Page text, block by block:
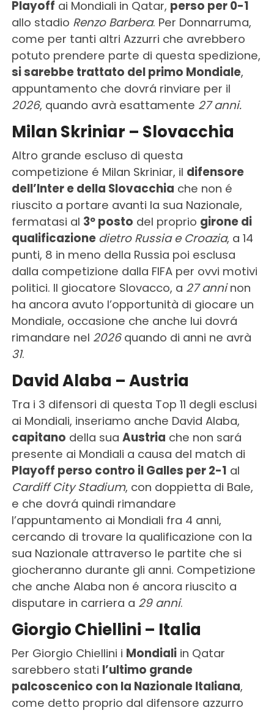
Playoff ai Mondiali in Qatar, perso per 0-1
allo stadio Renzo Barbera. Per Donnarruma,
come per tanti altri Azzurri che avrebbero
potuto prendere parte di questa spedizione,
si sarebbe trattato del primo Mondiale,
appuntamento che dovrá rinviare per il
2026, quando avrà esattamente 27 anni.
Milan Skriniar – Slovacchia
Altro grande escluso di questa
competizione é Milan Skriniar, il difensore
dell’Inter e della Slovacchia che non é
riuscito a portare avanti la sua Nazionale,
fermatasi al 3º posto del proprio girone di
qualificazione dietro Russia e Croazia, a 14
punti, 8 in meno della Russia poi esclusa
dalla competizione dalla FIFA per ovvi motivi
politici. Il giocatore Slovacco, a 27 anninon
ha ancora avuto l’opportunità di giocare un
Mondiale, occasione che anche lui dovrá
rimandare nel 2026quando di anni ne avrà
31.
David Alaba – Austria
Tra i 3 difensori di questa Top 11 degli esclusi
ai Mondiali, inseriamo anche David Alaba,
capitano della sua Austria che non sará
presente ai Mondiali a causa del match di
Playoff perso contro il Galles per 2-1 al
Cardiff City Stadium, con doppietta di Bale,
e che dovrá quindi rimandare
l’appuntamento ai Mondiali fra 4 anni,
cercando di trovare la qualificazione con la
sua Nazionale attraverso le partite che si
giocheranno durante gli anni. Competizione
che anche Alaba non é ancora riuscito a
disputare in carriera a 29 anni.
Giorgio Chiellini – Italia
Per Giorgio Chiellini i Mondialiin Qatar
sarebbero stati l’ultimo grande
palcoscenico con la Nazionale Italiana,
come detto proprio dal difensore azzurro